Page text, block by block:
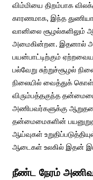
விம்மியை திறம்பாக
காரணமாக, இந்த
வானிலை சூழல்களிலும்
அமைகின்றன. இதனால்
பயன்பாட்டிற்கும்
பல்வேறு சுற்றுச்சூழல்
நிலையில் வைத்துக்
விரும்பத்தகுந்த
அணிபவர்களுக்கு
தன்மைமைகளின்
ஆய்வுகள்
ஆடைகள் உலகில் இதன்
நீண்ட நேரம்